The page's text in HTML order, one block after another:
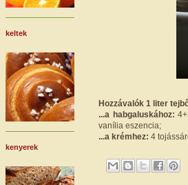
Hozzávalók 1 liter
...a habgaluskához:
vanília eszencia;
...a krémhez: 4
keltek
kenyerek